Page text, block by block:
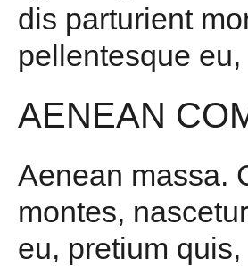
dis parturient
pellentesque
AENEAN
Aenean massa.
montes,
eu, pretium